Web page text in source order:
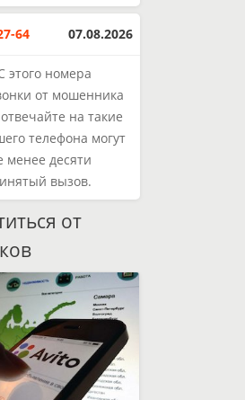
64 07.08.2026
этого номера
от мошенника
на такие
телефона могут
менее десяти
вызов.
от